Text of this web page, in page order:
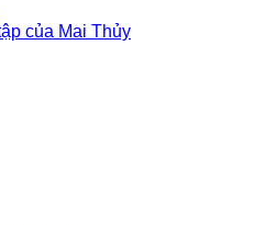
của Mai Thủy